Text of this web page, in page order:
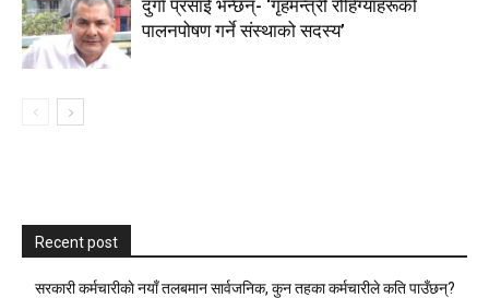
दुर्गा प्रसाई भन्छन्- ‘गृहमन्त्री रोहिंग्याहरूको
पालनपोषण गर्ने संस्थाको सदस्य’
Recent post
सरकारी कर्मचारीकाे नयाँ तलबमान सार्वजनिक, कुन तहका कर्मचारीले कति पाउँछन्?